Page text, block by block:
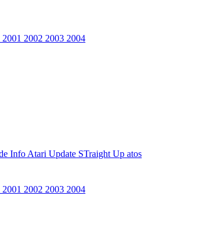
2001 2002 2003 2004
Info Atari Update STraight Up atos
2001 2002 2003 2004